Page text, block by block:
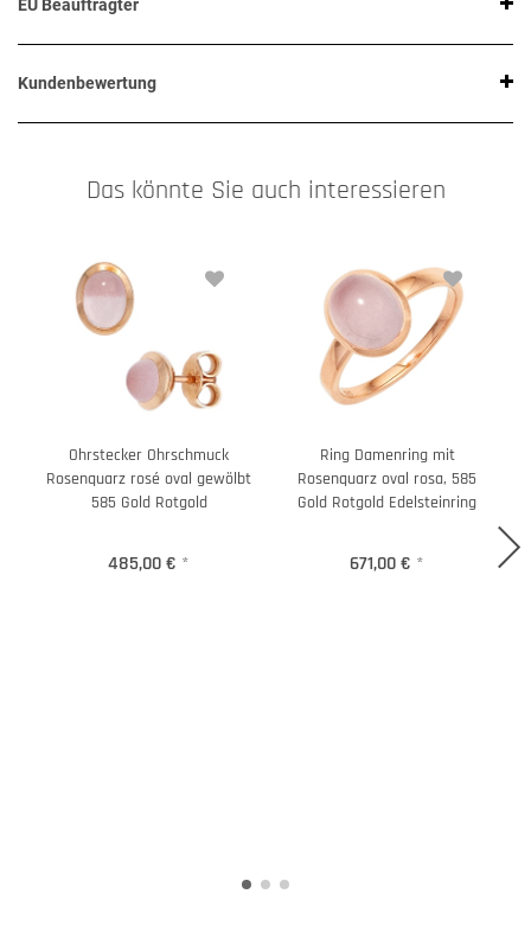
EU Beauftragter
Kundenbewertung
Das könnte Sie auch interessieren
Ohrstecker Ohrschmuck
Rosenquarz rosé oval gewölbt
585 Gold Rotgold
485,00 € *
Ring Damenring mit
Rosenquarz oval rosa, 585
Gold Rotgold Edelsteinring
671,00 € *